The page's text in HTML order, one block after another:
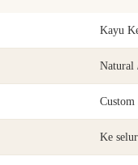
Kayu
Natural
Custom
Ke